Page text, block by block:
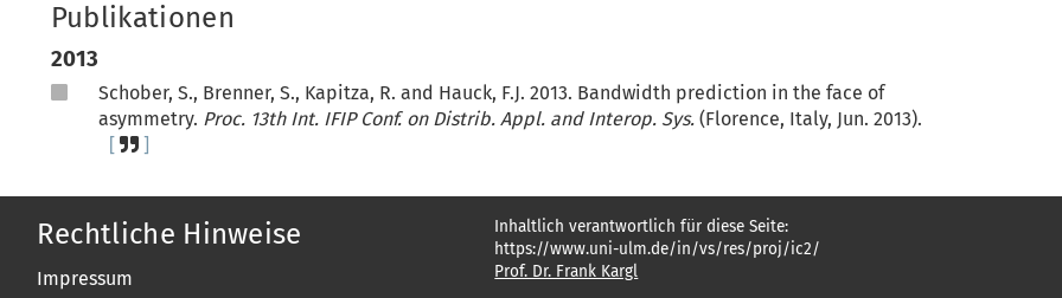
Publikationen
2013
Schober, S., Brenner, S., Kapitza, R. and Hauck, F.J. 2013. Bandwidth prediction in the face of
asymmetry. Proc. 13th Int. IFIP Conf. on Distrib. Appl. and Interop. Sys.(Florence, Italy, Jun. 2013).
Rechtliche Hinweise
Impressum
Inhaltlich verantwortlich für diese Seite:
https://www.uni-ulm.de/in/vs/res/proj/ic2/
Prof. Dr. Frank Kargl